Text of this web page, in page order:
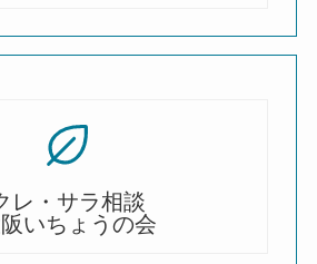
レ・サラ相談
いちょうの会